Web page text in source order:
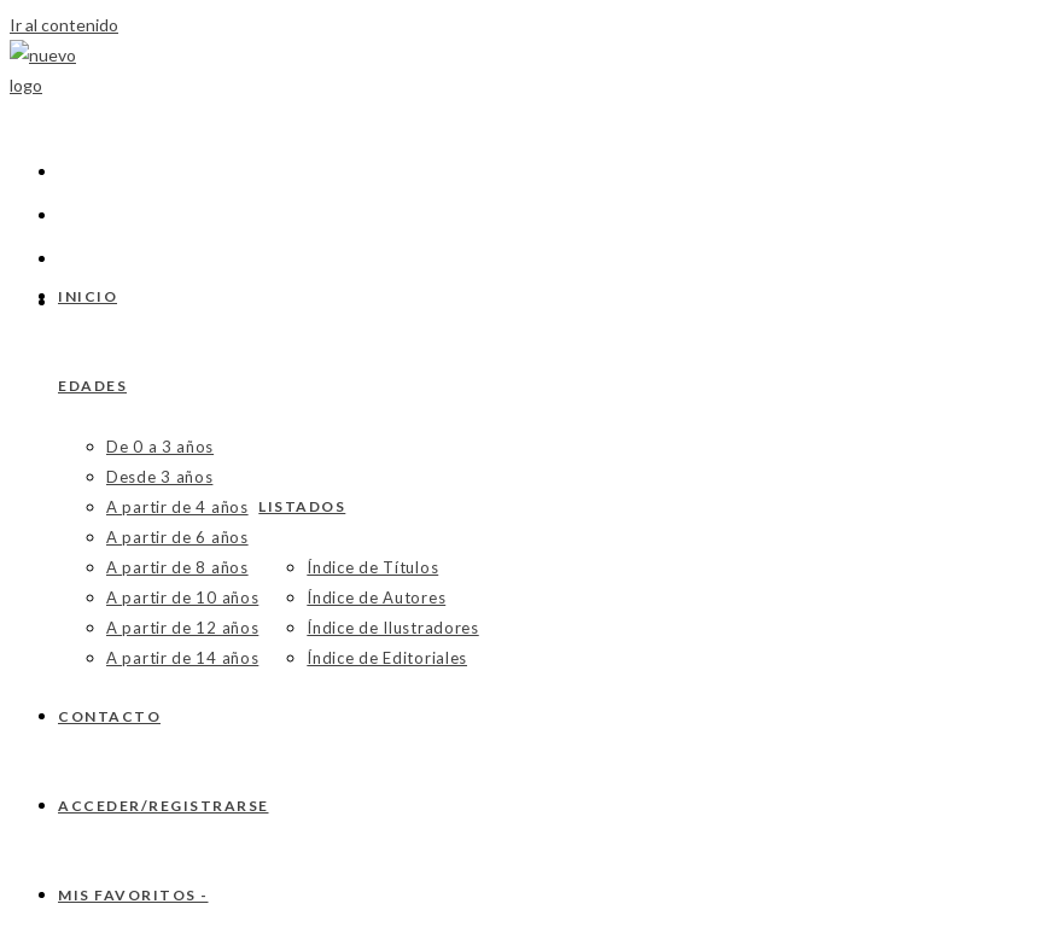
Ir al contenido
INICIO
EDADES
De 0 a 3 años
Desde 3 años
A partir de 4 años
A partir de 6 años
A partir de 8 años
A partir de 10 años
A partir de 12 años
A partir de 14 años
LISTADOS
Índice de Títulos
Índice de Autores
Índice de Ilustradores
Índice de Editoriales
CONTACTO
ACCEDER/REGISTRARSE
MIS FAVORITOS -